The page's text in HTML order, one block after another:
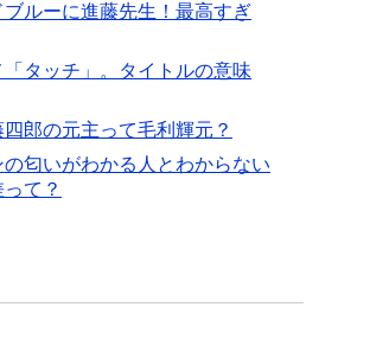
ブルーに進藤先生！最高すぎ
「タッチ」。タイトルの意味
郎の元主って毛利輝元？
の匂いがわかる人とわからない
て？